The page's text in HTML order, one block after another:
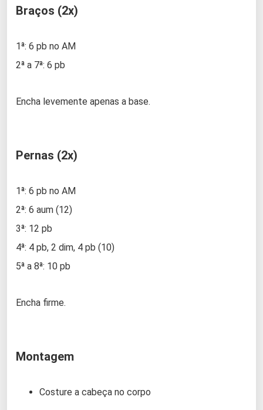
Braços (2x)
1ª: 6 pb no AM
2ª a 7ª: 6 pb
Encha levemente apenas a base.
Pernas (2x)
1ª: 6 pb no AM
2ª: 6 aum (12)
3ª: 12 pb
4ª: 4 pb, 2 dim, 4 pb (10)
5ª a 8ª: 10 pb
Encha firme.
Montagem
Costure a cabeça no corpo